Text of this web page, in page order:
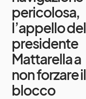
pericolosa,
l’appello del
presidente
Mattarella a
non forzare il
blocco